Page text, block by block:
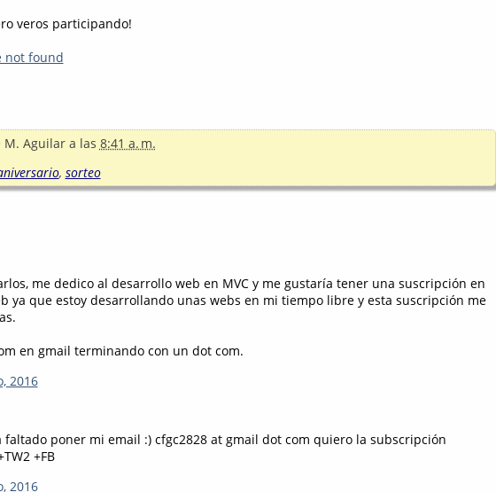
veros participando!
not found
M. Aguilar a las 8:41 a. m.
, sorteo
me dedico al desarrollo web en MVC y me gustaría tener una suscripción en
ya que estoy desarrollando unas webs en mi tiempo libre y esta suscripción me
en gmail terminando con un dot com.
2016
faltado poner mi email :) cfgc2828 at gmail dot com quiero la subscripción
+FB
2016